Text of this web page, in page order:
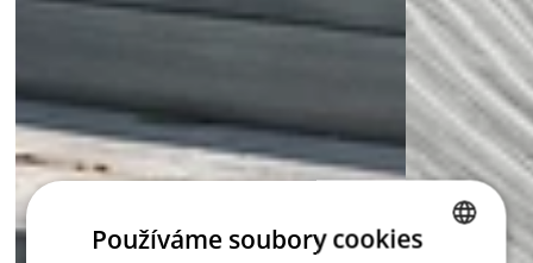
Používáme soubory cookies